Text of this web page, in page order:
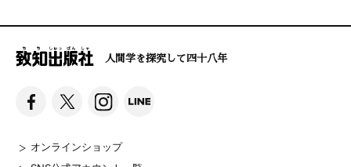
人間学を探究して四十八年
オンラインショップ